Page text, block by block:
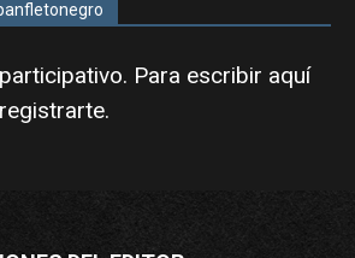
Para escribir aquí
registrarte.